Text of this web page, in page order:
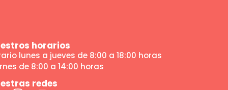
horarios
lunes a jueves de 8:00 a 18:00 horas
de 8:00 a 14:00 horas
redes